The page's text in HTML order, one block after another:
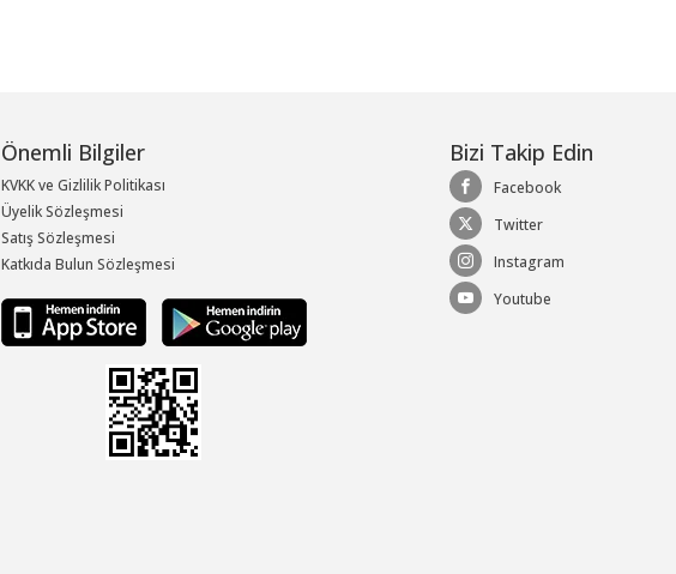
Önemli Bilgiler
KVKK ve Gizlilik Politikası
Üyelik Sözleşmesi
Satış Sözleşmesi
Katkıda Bulun Sözleşmesi
Bizi Takip Edin
Facebook
Twitter
Instagram
Youtube